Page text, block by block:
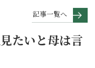
記事一覧へ
たいと母は言